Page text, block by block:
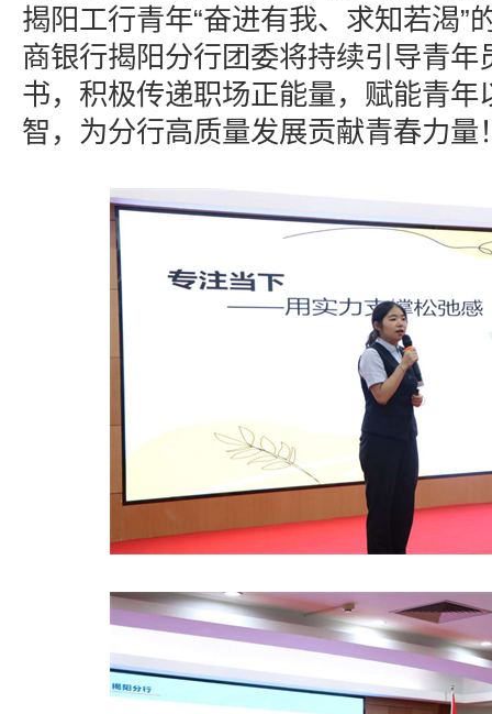
揭阳工行青年“奋进有我、求知若渴”
商银行揭阳分行团委将持续引导青年
书，积极传递职场正能量，赋能青年
智，为分行高质量发展贡献青春力量